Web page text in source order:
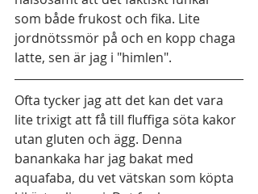
som både frukost och fika. Lite
jordnötssmör på och en kopp chaga
latte, sen är jag i "himlen".
Ofta tycker jag att det kan det vara
lite trixigt att få till fluffiga söta kakor
utan gluten och ägg. Denna
banankaka har jag bakat med
aquafaba, du vet vätskan som köpta